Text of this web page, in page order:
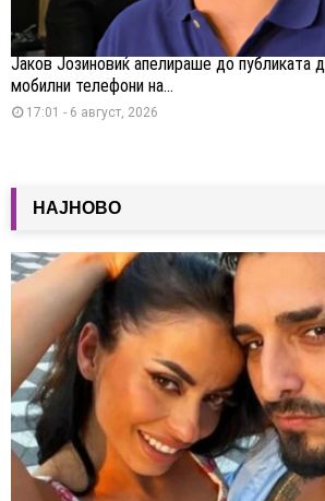
Јаков Јозиновиќ апелираше до публиката
мобилни телефони на...
17:01 - 6 август, 2026
НАЈНОВО